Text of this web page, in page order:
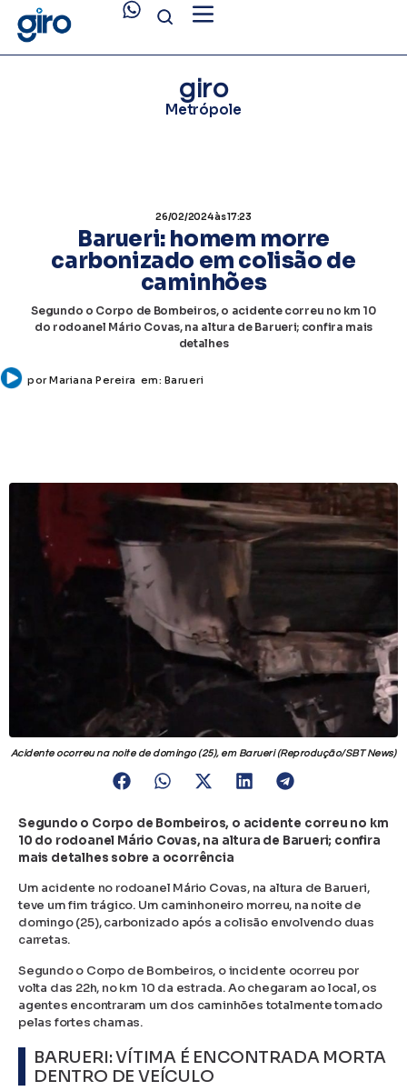
giro
Metrópole
26/02/2024às 17:23
Barueri: homem morre
carbonizado em colisão de
caminhões
Segundo o Corpo de Bombeiros, o acidente correu no km 10
do rodoanel Mário Covas, na altura de Barueri; confira mais
detalhes
porMariana Pereira em: Barueri
Acidente ocorreu na noite de domingo (25), em Barueri (Reprodução/SBT News)
Segundo o Corpo de Bombeiros, o acidente correu no km
10 do rodoanel Mário Covas, na altura de Barueri; confira
mais detalhes sobre a ocorrência
Um acidente no rodoanel Mário Covas, na altura de Barueri,
teve um fim trágico. Um caminhoneiro morreu, na noite de
domingo (25), carbonizado após a colisão envolvendo duas
carretas.
Segundo o Corpo de Bombeiros, o incidente ocorreu por
volta das 22h, no km 10 da estrada. Ao chegaram ao local, os
agentes encontraram um dos caminhões totalmente tomado
pelas fortes chamas.
BARUERI: VÍTIMA É ENCONTRADA MORTA
DENTRO DE VEÍCULO